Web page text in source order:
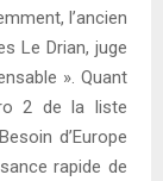
l’ancien
Le Drian, juge
». Quant
2 de la liste
d’Europe
rapide de